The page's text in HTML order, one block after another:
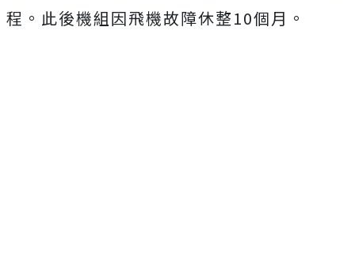
程。此後機組因飛機故障休整10個月。